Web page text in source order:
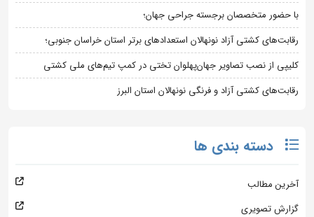
با حضور متخصصان برجسته جراحی جهان؛
رقابت‌های کشتی آزاد نونهالان استعدادهای برتر استان خراسان جنوبی؛
کلیپی از نصب تصاویر جهان‌پهلوان تختی در کمپ تیم‌های ملی کشتی
رقابت‌های کشتی آزاد و فرنگی نونهالان استان البرز
دسته بندی ها
آخرین مطالب
گزارش تصویری